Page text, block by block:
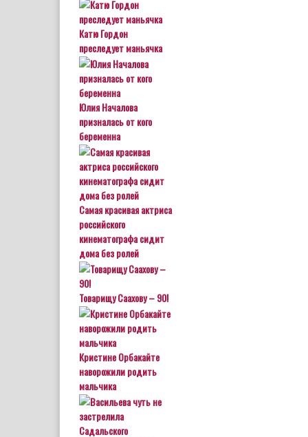
Катю Гордон
преследует маньячка
Юлия Началова
призналась от кого
беременна
Самая красивая актриса
российского
кинематографа сидит
дома без ролей
Товарищу Саахову – 90!
Кристине Орбакайте
наворожили родить
мальчика